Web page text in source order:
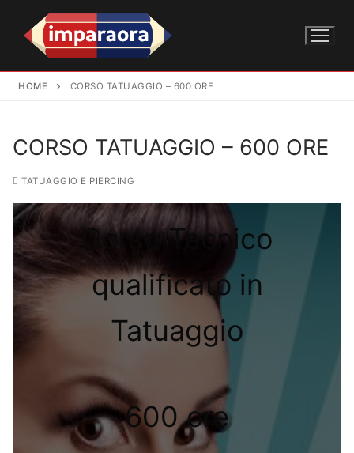
HOME CORSO TATUAGGIO – 600 ORE
CORSO TATUAGGIO – 600 ORE
TATUAGGIO E PIERCING
Corso Tecnico
qualificato in
Tatuaggio
600 ore